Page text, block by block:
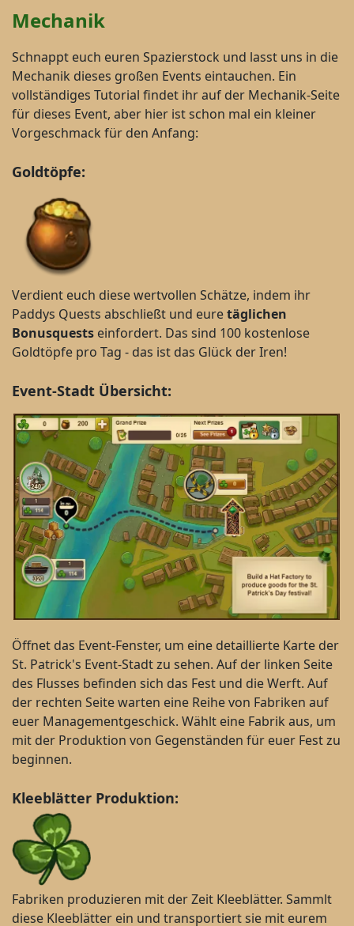
Mechanik
Schnappt euch euren Spazierstock und lasst uns in die
Mechanik dieses großen Events eintauchen. Ein
vollständiges Tutorial findet ihr auf der Mechanik-Seite
für dieses Event, aber hier ist schon mal ein kleiner
Vorgeschmack für den Anfang:
Goldtöpfe:
Verdient euch diese wertvollen Schätze, indem ihr
Paddys Quests abschließt und euretäglichen
Bonusquests einfordert. Das sind 100 kostenlose
Goldtöpfe pro Tag - das ist das Glück der Iren!
Event-Stadt Übersicht:
Öffnet das Event-Fenster, um eine detaillierte Karte der
St. Patrick's Event-Stadt zu sehen. Auf der linken Seite
des Flusses befinden sich das Fest und die Werft. Auf
der rechten Seite warten eine Reihe von Fabriken auf
euer Managementgeschick. Wählt eine Fabrik aus, um
mit der Produktion von Gegenständen für euer Fest zu
beginnen.
Kleeblätter Produktion:
Fabriken produzieren mit der Zeit Kleeblätter. Sammlt
diese Kleeblätter ein und transportiert sie mit eurem